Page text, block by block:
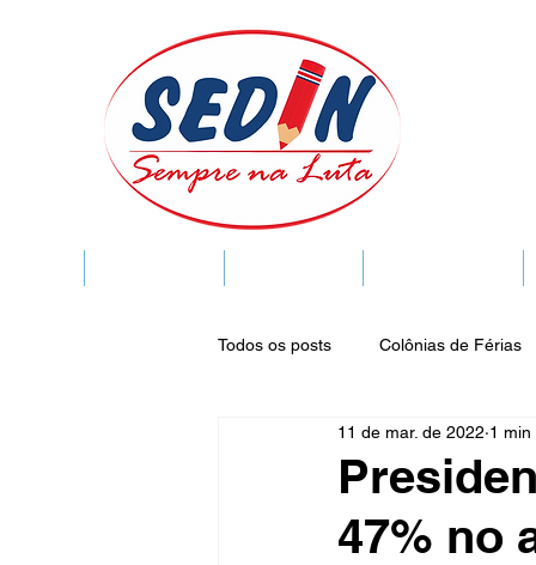
Todos os posts Colônias de Férias
Legislação Notícias
Publicações do DOC
47% no
11 de mar. de 2022 1 min